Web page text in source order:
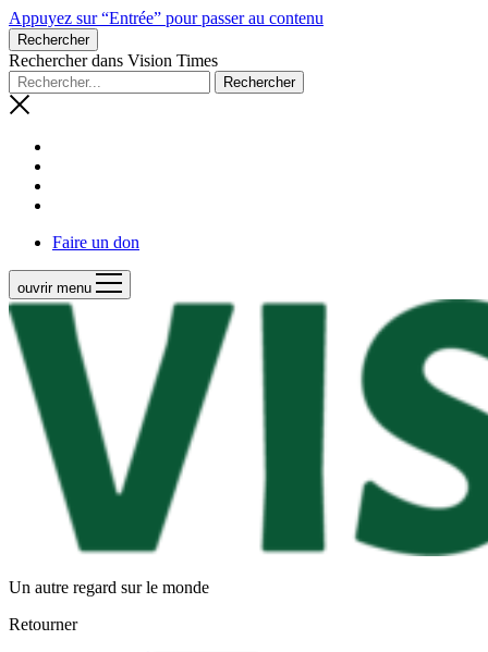
Appuyez sur “Entrée” pour passer au contenu
Rechercher
Rechercher dans Vision Times
Faire un don
ouvrir menu
Un autre regard sur le monde
Retourner